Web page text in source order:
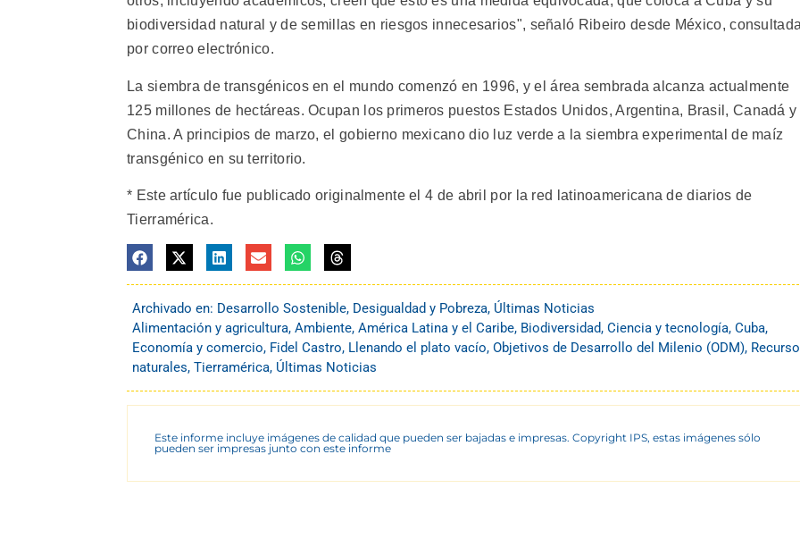
biodiversidad natural y de semillas en riesgos innecesarios", señaló Ribeiro desde México,
por correo electrónico.
La siembra de transgénicos en el mundo comenzó en 1996, y el área sembrada alcanza actualmente
125 millones de hectáreas. Ocupan los primeros puestos Estados Unidos, Argentina, Brasil, Canadá y
China. A principios de marzo, el gobierno mexicano dio luz verde a la siembra experimental de maíz
transgénico en su territorio.
* Este artículo fue publicado originalmente el 4 de abril por la red latinoamericana de diarios de
Tierramérica.
Archivado en: Desarrollo Sostenible, Desigualdad y Pobreza, Últimas Noticias
Alimentación y agricultura, Ambiente, América Latina y el Caribe, Biodiversidad, Ciencia y tecnología, Cuba,
Economía y comercio, Fidel Castro, Llenando el plato vacío, Objetivos de Desarrollo del Milenio (ODM),
naturales, Tierramérica, Últimas Noticias
Este informe incluye imágenes de calidad que pueden ser bajadas e impresas. Copyright IPS, estas imágenes sólo
pueden ser impresas junto con este informe